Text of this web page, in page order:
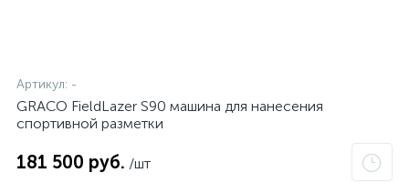
Артикул: -
GRACO FieldLazer S90 машина для нанесения
спортивной разметки
181 500 руб. /шт